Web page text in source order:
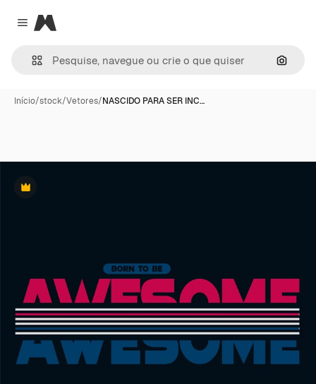
Close menu
Magnific
Início/stock/Vetores/NASCIDO PARA SER INC…
Premium